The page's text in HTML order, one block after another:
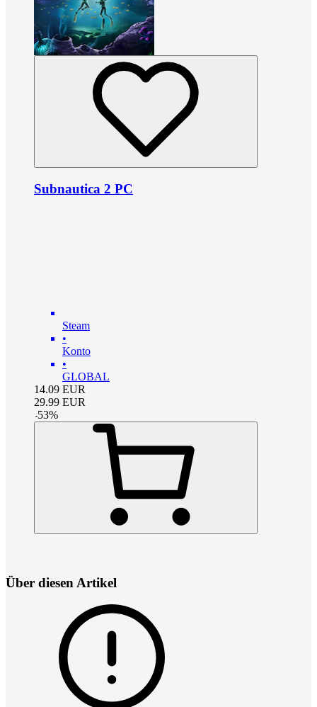
Subnautica 2 PC
Steam
•
Konto
•
GLOBAL
14.09 EUR
29.99 EUR
-53%
Über diesen Artikel